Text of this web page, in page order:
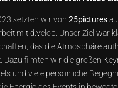
setzten wir von 25pictures
mit d.velop. Unser Ziel war
das die Atmosphäre
Dazu filmten wir die großen
und viele persönliche